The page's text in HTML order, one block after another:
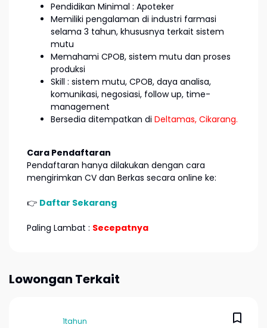
Pendidikan Minimal : Apoteker
Memiliki pengalaman di industri farmasi
selama 3 tahun, khususnya terkait sistem
mutu
Memahami CPOB, sistem mutu dan proses
produksi
Skill : sistem mutu, CPOB, daya analisa,
komunikasi, negosiasi, follow up, time-
management
Bersedia ditempatkan di Deltamas, Cikarang.
Cara Pendaftaran
Pendaftaran hanya dilakukan dengan cara
mengirimkan CV dan Berkas secara online ke:
👉 Daftar Sekarang
Paling Lambat : Secepatnya
Lowongan Terkait
1tahun